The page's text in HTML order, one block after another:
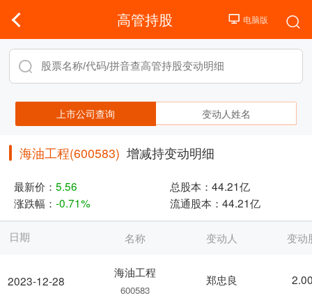
高管持股
上市公司查询 变动人姓名
海油工程(600583) 增减持变动明细
最新价： 5.56 总股本： 44.21亿
涨跌幅： -0.71% 流通股本： 44.21亿
日期
2023-12-28
名称 变动人 变动
海油工程
600583
郑忠良